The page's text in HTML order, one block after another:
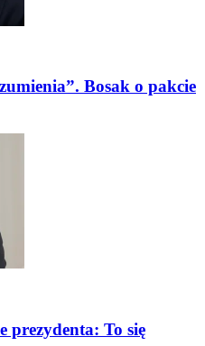
Bosak o pakcie
prezydenta: To się